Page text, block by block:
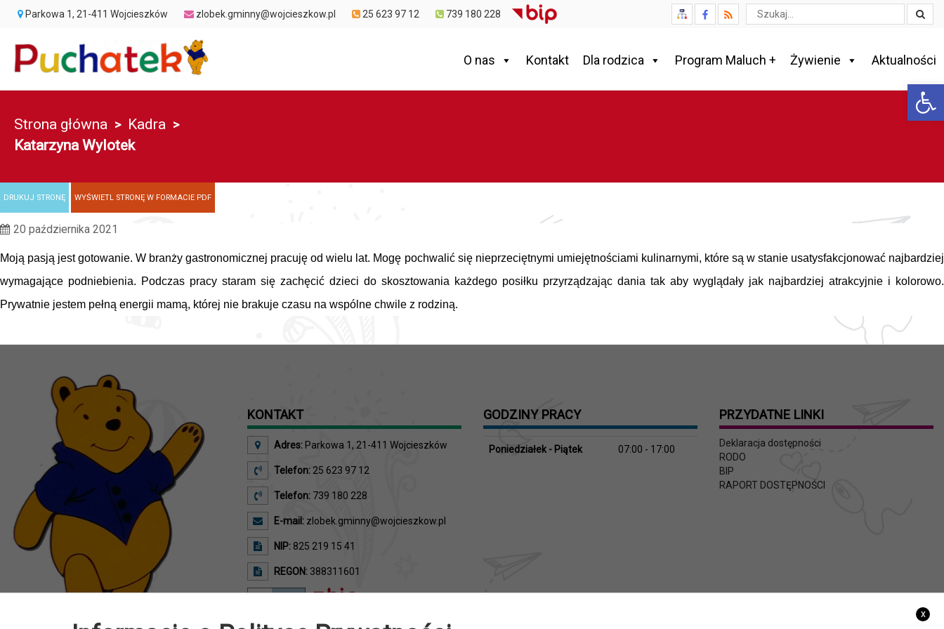
Wyszukaj
Parkowa 1, 21-411 Wojcieszków zlobek.gminny@wojcieszkow.pl 25 623 97 12 739 180 228
O nas Kontakt Dla rodzica Program Maluch + Żywienie Aktualności
Strona główna > Kadra >
Katarzyna Wylotek
DRUKUJ STRONĘ WYŚWIETL STRONĘ W FORMACIE PDF
20 października 2021
Moją pasją jest gotowanie. W branży gastronomicznej pracuję od wielu lat. Mogę pochwalić się nieprzeciętnymi umiejętnościami kulinarnymi, które są w stanie usatysfakcjonować najbardziej
wymagające podniebienia. Podczas pracy staram się zachęcić dzieci do skosztowania każdego posiłku przyrządzając dania tak aby wyglądały jak najbardziej atrakcyjnie i kolorowo.
Prywatnie jestem pełną energii mamą, której nie brakuje czasu na wspólne chwile z rodziną.
KONTAKT
Adres: Parkowa 1, 21-411 Wojcieszków
Telefon: 25 623 97 12
Telefon: 739 180 228
E-mail: zlobek.gminny@wojcieszkow.pl
NIP: 825 219 15 41
REGON: 388311601
GODZINY PRACY
Poniedziałek - Piątek 07:00 - 17:00
PRZYDATNE LINKI
Deklaracja dostępności
RODO
BIP
RAPORT DOSTĘPNOŚCI
x